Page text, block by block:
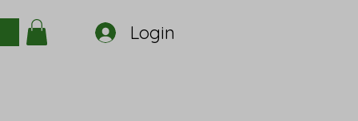
Login